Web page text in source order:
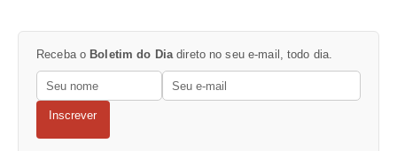
Receba o Boletim do Dia direto no seu e-mail, todo dia.
Inscrever